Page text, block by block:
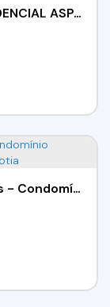
APARTAMENTO - 02 DORMS - RESIDENCIAL ASPEN - JD. NOVA VIDA - COTIA/SP
Lindo apartamento- 02 Dormitórios - Condomínio Residencial Essence - Jardim Nova Vida - Cotia